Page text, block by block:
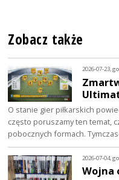
Zobacz także
2026-07-23,
O stanie gier piłkarskich
często poruszamy ten temat,
pobocznych formach.
2026-07-04,
Wojna